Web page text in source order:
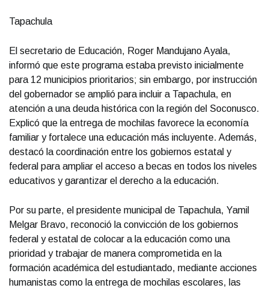
Tapachula
El secretario de Educación, Roger Mandujano Ayala,
informó que este programa estaba previsto inicialmente
para 12 municipios prioritarios; sin embargo, por instrucción
del gobernador se amplió para incluir a Tapachula, en
atención a una deuda histórica con la región del Soconusco.
Explicó que la entrega de mochilas favorece la economía
familiar y fortalece una educación más incluyente. Además,
destacó la coordinación entre los gobiernos estatal y
federal para ampliar el acceso a becas en todos los niveles
educativos y garantizar el derecho a la educación.
Por su parte, el presidente municipal de Tapachula, Yamil
Melgar Bravo, reconoció la convicción de los gobiernos
federal y estatal de colocar a la educación como una
prioridad y trabajar de manera comprometida en la
formación académica del estudiantado, mediante acciones
humanistas como la entrega de mochilas escolares, las